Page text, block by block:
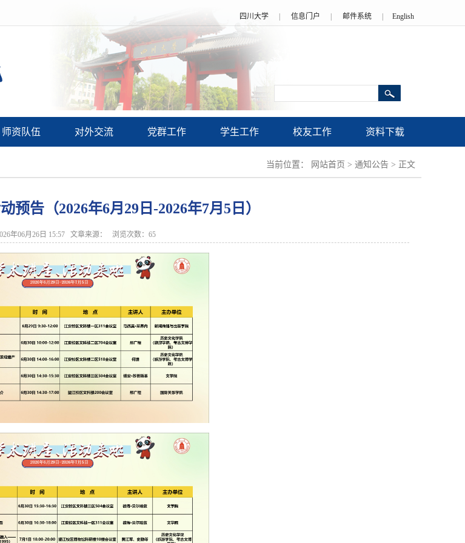
四川大学 信息门户 邮件系统 English
师资队伍 对外交流 党群工作 学生工作 校友工作 资料下载
当前位置： 网站首页 > 通知公告 > 正文
预告（2026年6月29日-2026年7月5日）
年06月26日 15:57 文章来源： 浏览次数： 65